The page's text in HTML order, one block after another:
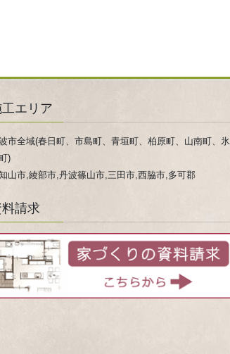
エリア
市全域(春日町、市島町、青垣町、柏原町、山南町、氷
)
山市,綾部市,丹波篠山市,三田市,西脇市,多可郡
料請求